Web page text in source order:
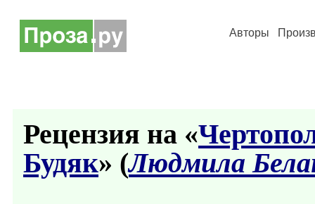
Авторы
Рецензия на «
Будяк» (Людмила